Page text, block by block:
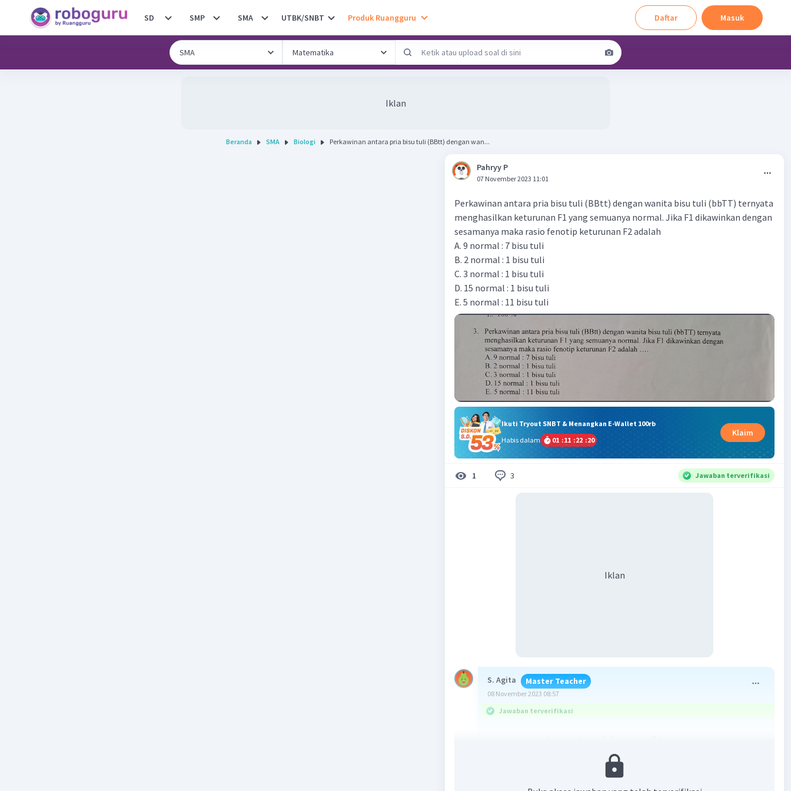
SD SMP SMA UTBK/SNBT Produk Ruangguru Daftar Masuk
Iklan
Beranda SMA Biologi Perkawinan antara pria bisu tuli (BBtt) dengan wan...
Pahryy P
07 November 2023 11:01
Perkawinan antara pria bisu tuli (BBtt) dengan wanita bisu tuli (bbTT) ternyata
menghasilkan keturunan F1 yang semuanya normal. Jika F1 dikawinkan dengan
sesamanya maka rasio fenotip keturunan F2 adalah
A. 9 normal : 7 bisu tuli
B. 2 normal : 1 bisu tuli
C. 3 normal : 1 bisu tuli
D. 15 normal : 1 bisu tuli
E. 5 normal : 11 bisu tuli
Ikuti Tryout SNBT & Menangkan E-Wallet 100rb
Habis dalam
01 :11 :22 :19
Klaim
1 3 Jawaban terverifikasi
Iklan
S. Agita Master Teacher
08 November 2023 08:57
Jawaban terverifikasi